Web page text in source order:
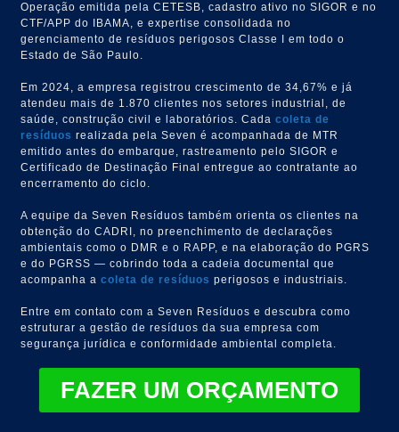
Operação emitida pela CETESB, cadastro ativo no SIGOR e no
CTF/APP do IBAMA, e expertise consolidada no
gerenciamento de resíduos perigosos Classe I em todo o
Estado de São Paulo.
Em 2024, a empresa registrou crescimento de 34,67% e já
atendeu mais de 1.870 clientes nos setores industrial, de
saúde, construção civil e laboratórios. Cadacoleta de
resíduos realizada pela Seven é acompanhada de MTR
emitido antes do embarque, rastreamento pelo SIGOR e
Certificado de Destinação Final entregue ao contratante ao
encerramento do ciclo.
A equipe da Seven Resíduos também orienta os clientes na
obtenção do CADRI, no preenchimento de declarações
ambientais como o DMR e o RAPP, e na elaboração do PGRS
e do PGRSS — cobrindo toda a cadeia documental que
acompanha acoleta de resíduos perigosos e industriais.
Entre em contato com a Seven Resíduos e descubra como
estruturar a gestão de resíduos da sua empresa com
segurança jurídica e conformidade ambiental completa.
FAZER UM ORÇAMENTO